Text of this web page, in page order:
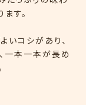
す。
いコシがあり、
一本一本が長め